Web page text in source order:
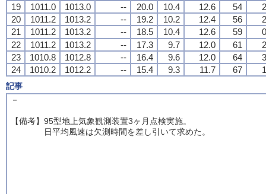
19
1011.0 1013.0 -- 20.0 10.4 12.6 54
20
1011.2 1013.2 -- 19.2 10.2 12.4 56
21
1011.2 1013.2 -- 18.5 10.4 12.6 59
22
1011.2 1013.2 -- 17.3 9.7 12.0 61
23
1010.8 1012.8 -- 16.4 9.6 12.0 64
24
1010.2 1012.2 -- 15.4 9.3 11.7 67
記事
－
【備考】95型地上気象観測装置3ヶ月点検実施。
日平均風速は欠測時間を差し引いて求めた。